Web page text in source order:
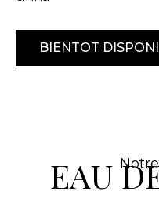
BIENTOT
EAU